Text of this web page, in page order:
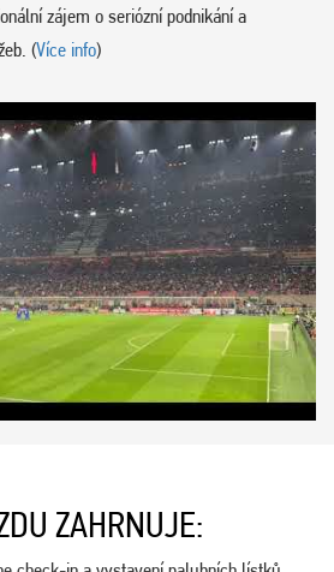
zájem o seriózní podnikání a
(Více info)
ZAHRNUJE: